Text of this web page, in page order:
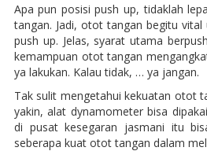
Apa pun posisi push up, tidaklah
tangan. Jadi, otot tangan begitu vital
push up. Jelas, syarat utama
kemampuan otot tangan
ya lakukan. Kalau tidak, … ya jangan.
Tak sulit mengetahui kekuatan otot
yakin, alat dynamometer bisa
di pusat kesegaran jasmani itu
seberapa kuat otot tangan dalam